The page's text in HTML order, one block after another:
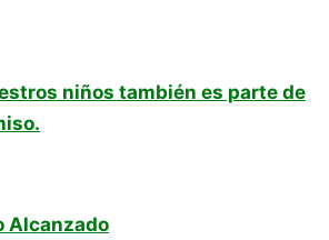
niños también es parte de
Alcanzado